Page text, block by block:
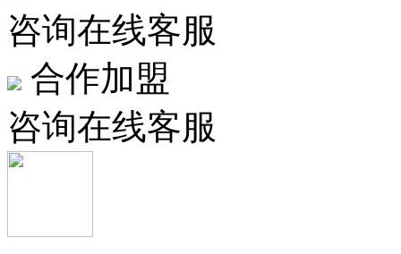
咨询在线客服
合作加盟
咨询在线客服